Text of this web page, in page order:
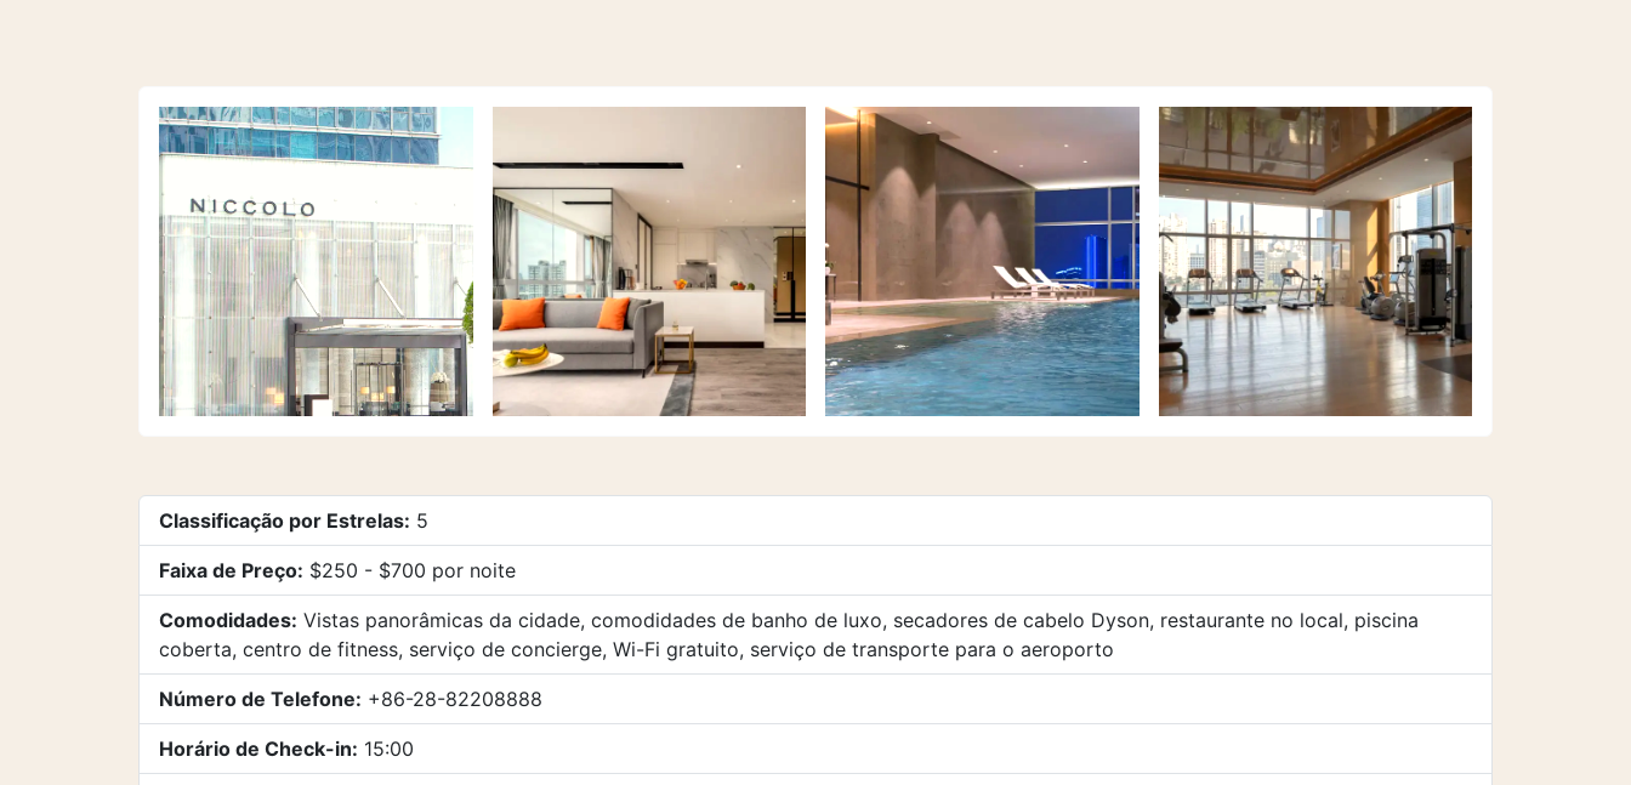
Classificação por Estrelas: 5
Faixa de Preço: $250 - $700 por noite
Comodidades: Vistas panorâmicas da cidade, comodidades de banho de luxo, secadores de cabelo Dyson, restaurante no local, piscina
coberta, centro de fitness, serviço de concierge, Wi-Fi gratuito, serviço de transporte para o aeroporto
Número de Telefone: +86-28-82208888
Horário de Check-in: 15:00